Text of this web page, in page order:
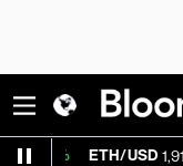
ETH/USD 1,915.143